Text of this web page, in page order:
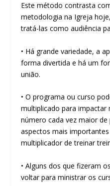
Este método contrasta
metodologia na Igreja
tratá-las como audiência
• Há grande variedade, a
forma divertida e há um
união.
• O programa ou curso
multiplicado para impactar
número cada vez maior de
aspectos mais
multiplicador de treinar
• Alguns dos que fizeram
voltar para ministrar os